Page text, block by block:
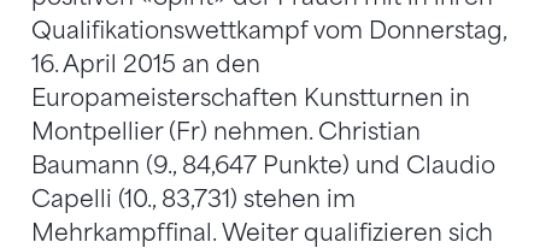
Qualifikationswettkampf vom Donnerstag,
16. April 2015 an den
Europameisterschaften Kunstturnen in
Montpellier (Fr) nehmen. Christian
Baumann (9., 84,647 Punkte) und Claudio
Capelli (10., 83,731) stehen im
Mehrkampffinal. Weiter qualifizieren sich